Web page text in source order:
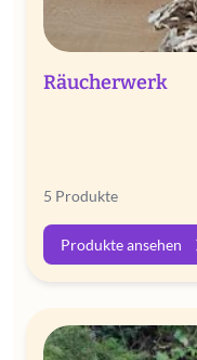
Räucherwerk
5 Produkte
Produkte ansehen